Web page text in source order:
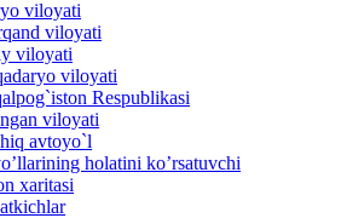
viloyati
viloyati
viloyati
viloyati
Respublikasi
viloyati
avtoyo`l
holatini ko’rsatuvchi
xaritasi